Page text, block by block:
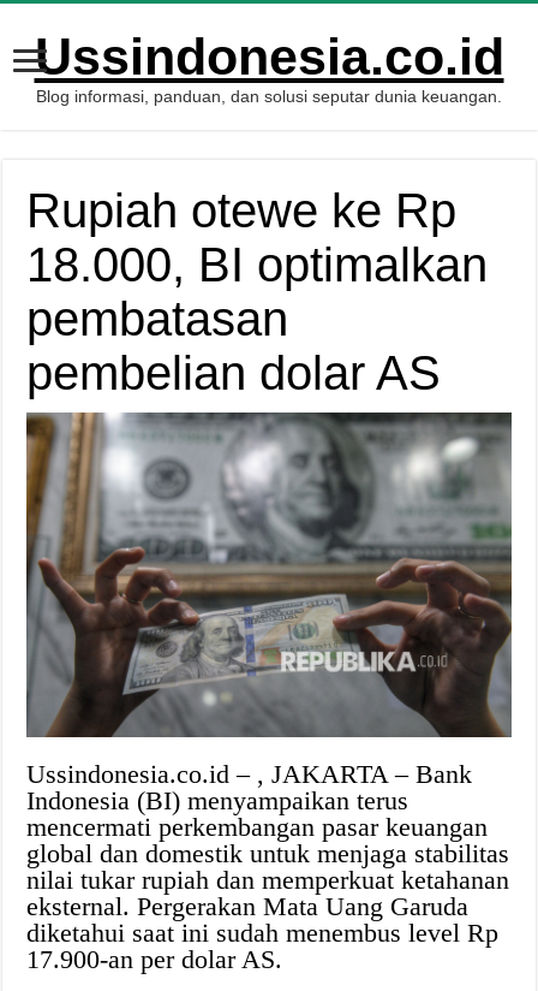
Ussindonesia.co.id
Blog informasi, panduan, dan solusi seputar dunia keuangan.
Rupiah otewe ke Rp
18.000, BI optimalkan
pembatasan
pembelian dolar AS
Ussindonesia.co.id – , JAKARTA – Bank
Indonesia (BI) menyampaikan terus
mencermati perkembangan pasar keuangan
global dan domestik untuk menjaga stabilitas
nilai tukar rupiah dan memperkuat ketahanan
eksternal. Pergerakan Mata Uang Garuda
diketahui saat ini sudah menembus level Rp
17.900-an per dolar AS.